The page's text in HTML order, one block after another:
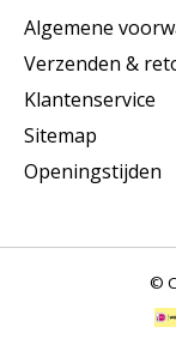
Algemene
Verzenden &
Klantenservice
Sitemap
Openingstijden
©